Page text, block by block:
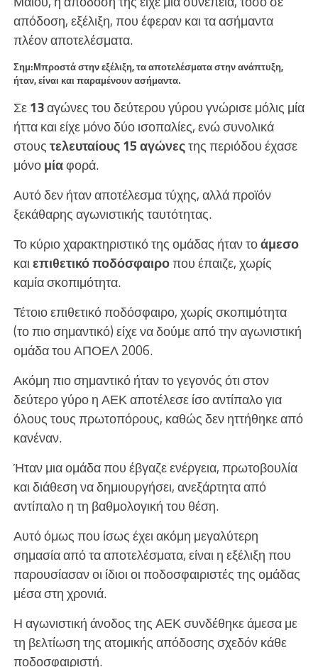
απόδοση, εξέλιξη, που έφεραν και τα ασήμαντα
πλέον αποτελέσματα.
Σημ:Μπροστά στην εξέλιξη, τα αποτελέσματα στην ανάπτυξη,
ήταν, είναι και παραμένουν ασήμαντα.
Σε13αγώνες του δεύτερου γύρου γνώρισε μόλις μία
ήττα και είχε μόνο δύο ισοπαλίες, ενώ συνολικά
στουςτελευταίους 15 αγώνεςτης περιόδου έχασε
μόνομίαφορά.
Αυτό δεν ήταν αποτέλεσμα τύχης, αλλά προϊόν
ξεκάθαρης αγωνιστικής ταυτότητας.
Το κύριο χαρακτηριστικό της ομάδας ήταν τοάμεσο
καιεπιθετικό ποδόσφαιροπου έπαιζε, χωρίς
καμία σκοπιμότητα.
Τέτοιο επιθετικό ποδόσφαιρο, χωρίς σκοπιμότητα
(το πιο σημαντικό) είχε να δούμε από την αγωνιστική
ομάδα του ΑΠΟΕΛ 2006.
Ακόμη πιο σημαντικό ήταν το γεγονός ότι στον
δεύτερο γύρο η ΑΕΚ αποτέλεσε ίσο αντίπαλο για
όλους τους πρωτοπόρους, καθώς δεν ηττήθηκε από
κανέναν.
Ήταν μια ομάδα που έβγαζε ενέργεια, πρωτοβουλία
και διάθεση να δημιουργήσει, ανεξάρτητα από
αντίπαλο η τη βαθμολογική του θέση.
Αυτό όμως που ίσως έχει ακόμη μεγαλύτερη
σημασία από τα αποτελέσματα, είναι η εξέλιξη που
παρουσίασαν οι ίδιοι οι ποδοσφαιριστές της ομάδας
μέσα στη χρονιά.
Η αγωνιστική άνοδος της ΑΕΚ συνδέθηκε άμεσα με
τη βελτίωση της ατομικής απόδοσης σχεδόν κάθε
ποδοσφαιριστή.